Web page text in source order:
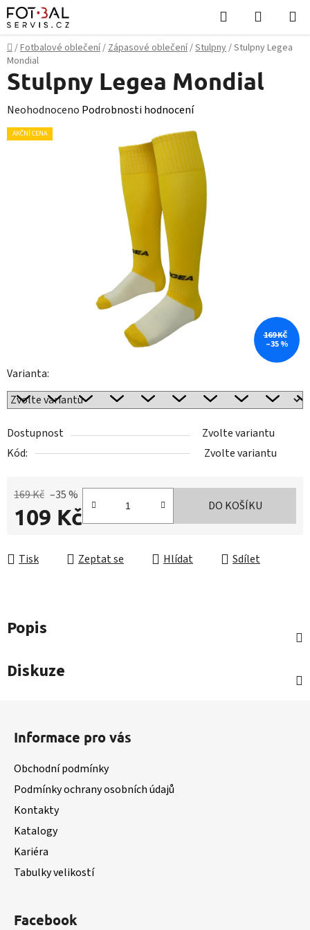
Přejít
na
obsah
Hledat
KOŠÍK
Domů
/Fotbalové oblečení/Zápasové oblečení/Stulpny/Stulpny Legea
Mondial
Varianta:
Dostupnost
Zvolte variantu
Kód:
Zvolte variantu
169 Kč –35 %
109 Kč DO KOŠÍKU
Tisk Zeptat se Hlídat Sdílet
Stulpny Legea Mondial
Průměrné
hodnocení
Neohodnoceno Podrobnosti hodnocení
AKČNÍ CENA
169 KČ
–35 %
Popis
Diskuze
Informace pro vás
Obchodní podmínky
Podmínky ochrany osobních údajů
Kontakty
Katalogy
Kariéra
Tabulky velikostí
Facebook